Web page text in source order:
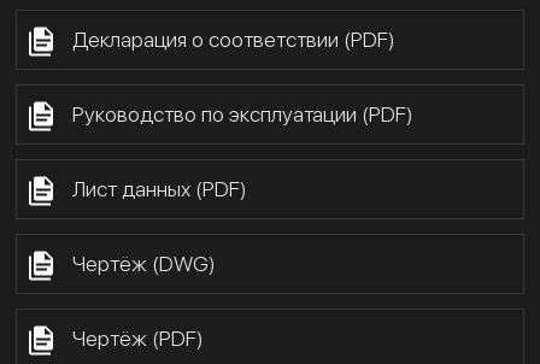
Декларация о соответствии (PDF)
Руководство по эксплуатации (PDF)
Лист данных (PDF)
Чертёж (DWG)
Чертёж (PDF)